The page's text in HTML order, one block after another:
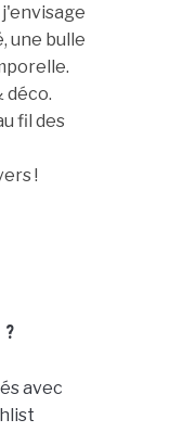
une bulle
déco.
fil des
!
?
avec